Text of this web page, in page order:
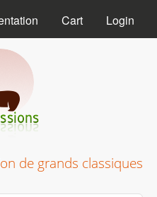
Cart Login
de grands classiques